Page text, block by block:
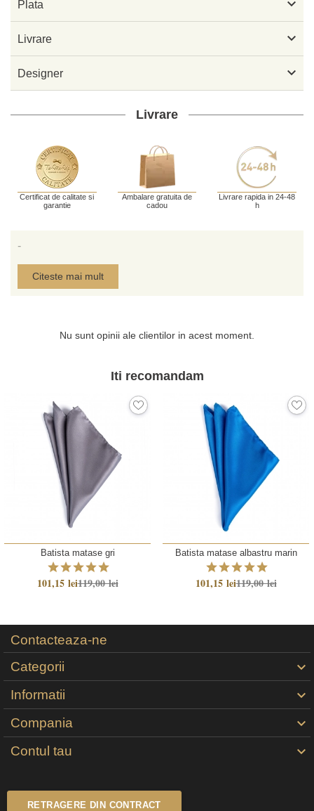
Plata 
Livrare 
Designer 
Livrare
Certificat de calitate si
garantie
Ambalare gratuita de
cadou
Livrare rapida in 24-48
h
-
Citeste mai mult
Nu sunt opinii ale clientilor in acest moment.
Iti recomandam
Batista matase gri
101,15 lei119,00 lei
Batista matase albastru marin
101,15 lei119,00 lei
Contacteaza-ne
Categorii

Informatii 
Compania 
Contul tau 
RETRAGERE DIN CONTRACT